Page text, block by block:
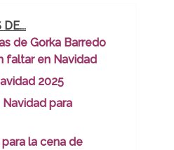
de Gorka Barredo
faltar en Navidad
2025
para
la cena de